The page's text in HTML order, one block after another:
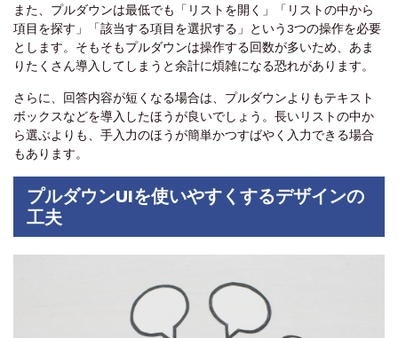
また、プルダウンは最低でも「リストを開く」「リストの中から
項目を探す」「該当する項目を選択する」という3つの操作を必要
とします。そもそもプルダウンは操作する回数が多いため、あま
りたくさん導入してしまうと余計に煩雑になる恐れがあります。
さらに、回答内容が短くなる場合は、プルダウンよりもテキスト
ボックスなどを導入したほうが良いでしょう。長いリストの中か
ら選ぶよりも、手入力のほうが簡単かつすばやく入力できる場合
もあります。
プルダウンUIを使いやすくするデザインの
工夫